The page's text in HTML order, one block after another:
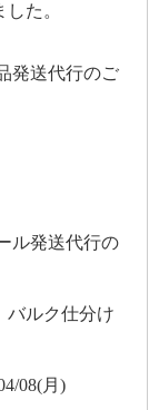
た。
発送代行のご
ル発送代行の
バルク仕分け
08(月)